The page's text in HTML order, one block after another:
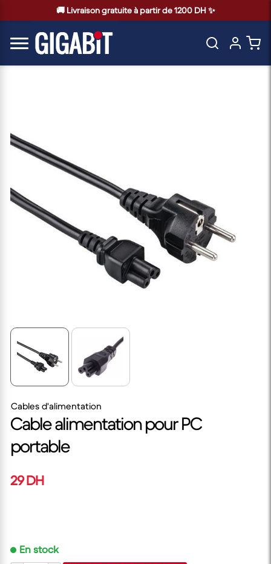
🚚 Livraison gratuite à partir de 1200 DH ✨
Cables d'alimentation
Cable alimentation pour PC
portable
29 DH
En stock